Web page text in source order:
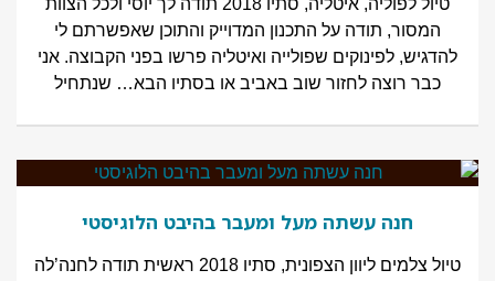
טיול לפוליה, איטליה, סתיו 2018 תודה לך יוסי ולכל הצוות
המסור, תודה על התכנון המדוייק והתוכן שאפשרתם לי
להדגיש, לפינוקים שפולייה ואיטליה פרשו בפני הקבוצה. אני
כבר רוצה לחזור שוב באביב או בסתיו הבא… שנתחיל
חנה עשתה מעל ומעבר בהיבט הלוגיסטי
טיול צלמים ליוון הצפונית, סתיו 2018 ראשית תודה לחנה’לה